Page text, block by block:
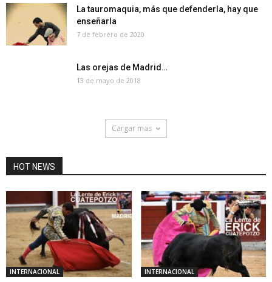
La tauromaquia, más que defenderla, hay que
enseñarla
7 de febrero de 2020
Las orejas de Madrid…
13 de mayo de 2018
Cargar mas
HOT NEWS
INTERNACIONAL INTERNACIONAL